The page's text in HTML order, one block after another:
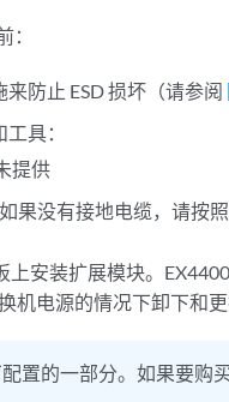
防止 ESD 损坏（请参阅
具：
提供
果没有接地电缆，请按
上安装扩展模块。
机电源的情况下卸下和更
置的一部分。如果要购